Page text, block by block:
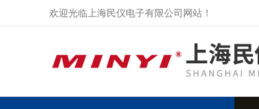
欢迎光临上海民仪电子有限公司网站！